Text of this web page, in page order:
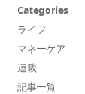
Categories
ライフ
マネーケア
連載
記事一覧